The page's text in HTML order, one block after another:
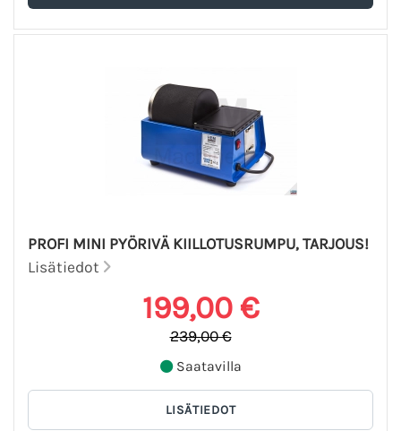
PROFI MINI PYÖRIVÄ KIILLOTUSRUMPU, TARJOUS!
Lisätiedot
199,00 €
239,00 €
Saatavilla